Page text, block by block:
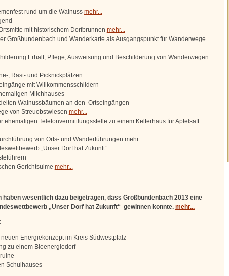
rund um die Walnuss mehr...
mit historischem Dorfbrunnen mehr...
Großbundenbach und Wanderkarte als Ausgangspunkt für Wanderwege
Erhalt, Pflege, Ausweisung und Beschilderung von Wanderwegen
, Rast- und Picknickplätzen
mit Willkommensschildern
Milchhauses
Walnussbäumen an den Ortseingängen
von Streuobstwiesen mehr...
ehemaligen Telefonvermittlungsstelle zu einem Kelterhaus für Apfelsaft
von Orts- und Wanderführungen mehr...
„Unser Dorf hat Zukunft“
Gerichtsulme mehr...
haben wesentlich dazu beigetragen, dass Großbundenbach 2013 eine
„Unser Dorf hat Zukunft“ gewinnen konnte. mehr...
Energiekonzept im Kreis Südwestpfalz
zu einem Bioenergiedorf
Schulhauses